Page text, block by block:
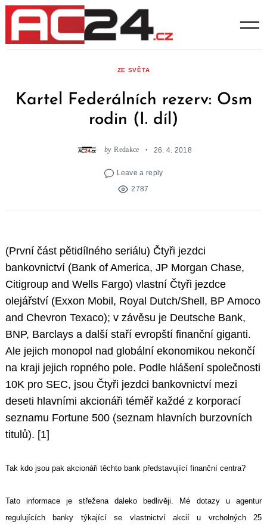
Skip
content
ZE SVĚTA
Kartel Federálních rezerv: Osm
rodin (I. díl)
by Redakce 26. 4. 2018
Leave a reply
2787
(První část pětidílného seriálu) Čtyři jezdci
bankovnictví (Bank of America, JP Morgan Chase,
Citigroup and Wells Fargo) vlastní Čtyři jezdce
olejářství (Exxon Mobil, Royal Dutch/Shell, BP Amoco
and Chevron Texaco); v závěsu je Deutsche Bank,
BNP, Barclays a další staří evropští finanční giganti.
Ale jejich monopol nad globální ekonomikou nekončí
na kraji jejich ropného pole. Podle hlášení společnosti
10K pro SEC, jsou Čtyři jezdci bankovnictví mezi
deseti hlavními akcionáři téměř každé z korporací
seznamu Fortune 500 (seznam hlavních burzovních
titulů). [1]
Tak kdo jsou pak akcionáři těchto bank představující finanční centra?
Tato informace je střežena daleko bedlivěji. Mé dotazy u agentur
regulujících banky týkající se vlastnictví akcií u vrcholných 25